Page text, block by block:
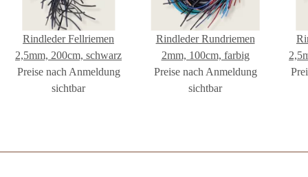
Rindleder Fellriemen
2,5mm, 200cm, schwarz
Preise nach Anmeldung
sichtbar
Rindleder Rundriemen
2mm, 100cm, farbig
Preise nach Anmeldung
sichtbar